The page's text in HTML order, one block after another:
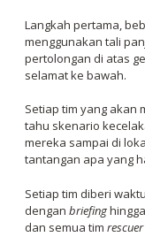
Langkah pertama,
menggunakan tali
pertolongan di atas
selamat ke bawah.
Setiap tim yang akan
tahu skenario
mereka sampai di
tantangan apa yang
Setiap tim diberi
dengan briefinghingga
dan semua tim rescuer